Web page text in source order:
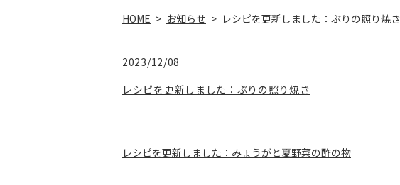
HOME お知らせ レシピを更新しました：ぶりの照り焼き
2023/12/08
レシピを更新しました：ぶりの照り焼き
レシピを更新しました：みょうがと夏野菜の酢の物